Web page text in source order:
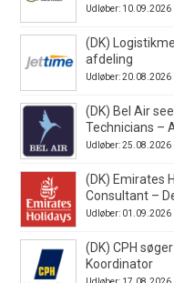
Udløber: 10.09.2026
(DK)
afdeling
Udløber: 20.08.2026
(DK) Bel Air
Technicians –
Udløber: 25.08.2026
(DK) Emirates
Consultant –
Udløber: 01.09.2026
(DK) CPH
Koordinator